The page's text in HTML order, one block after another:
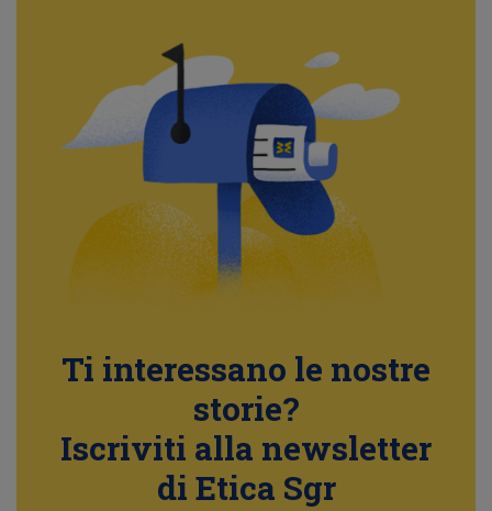
Ti interessano le nostre
storie?
Iscriviti alla newsletter
di Etica Sgr